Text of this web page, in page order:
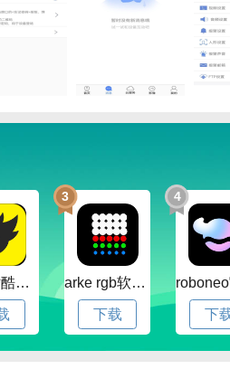
zcool站酷官方版下载v5.15.0 安卓最新版本
3
arke rgb软件下载v20.0 安卓版
下载
4
下